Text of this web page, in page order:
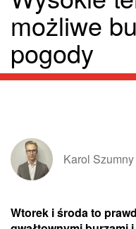
możliwe
pogody
Karol Szumny
Wtorek i środa to